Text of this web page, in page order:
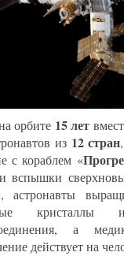
орбите 15 лет
из 12 стран
с кораблем «
вспышки
астронавты
кристаллы
а
действует на